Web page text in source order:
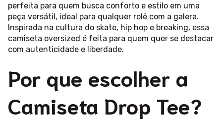
perfeita para quem busca conforto e estilo em uma
peça versátil, ideal para qualquer rolê com a galera.
Inspirada na cultura do skate, hip hop e breaking, essa
camiseta oversized é feita para quem quer se destacar
com autenticidade e liberdade.
Por que escolher a
Camiseta Drop Tee?